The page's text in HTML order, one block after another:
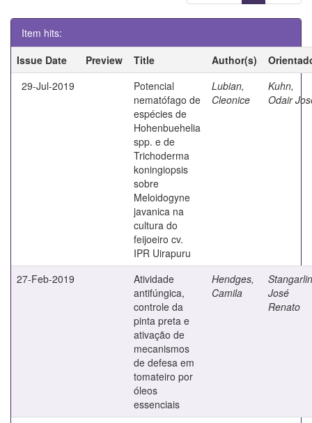
Item hits:
Issue Date
Preview Title Author(s)
29-Jul-2019
Potencial
nematófago de
espécies de
Hohenbuehelia
spp. e de
Trichoderma
koningiopsis
sobre
Meloidogyne
javanica na
cultura do
feijoeiro cv.
IPR Uirapuru
Lubian,
Cleonice
Kuhn,
Odair
27-Feb-2019
Atividade
antifúngica,
controle da
pinta preta e
ativação de
mecanismos
de defesa em
tomateiro por
óleos
essenciais
Hendges,
Camila
José
Renato